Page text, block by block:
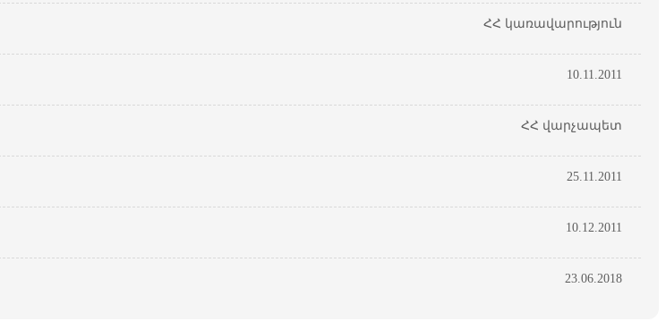
ՀՀ կառավարություն
10.11.2011
ՀՀ վարչապետ
25.11.2011
10.12.2011
23.06.2018